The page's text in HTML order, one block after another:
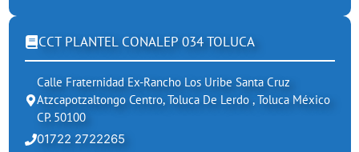
CCT PLANTEL CONALEP 034 TOLUCA
Calle Fraternidad Ex-Rancho Los Uribe Santa Cruz
Atzcapotzaltongo Centro, Toluca De Lerdo , Toluca México
CP. 50100
01722 2722265